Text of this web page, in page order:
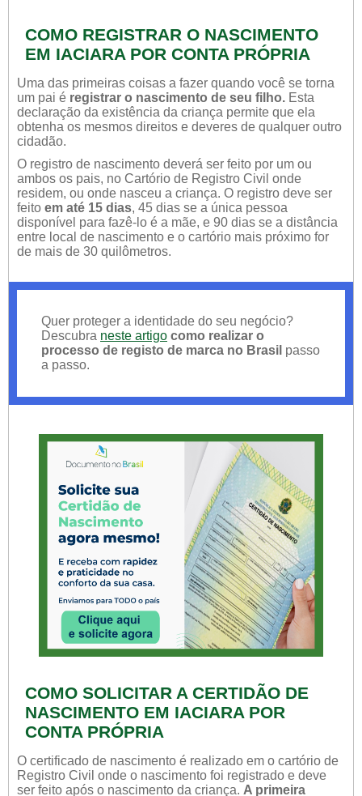
COMO REGISTRAR O NASCIMENTO
EM IACIARA POR CONTA PRÓPRIA
Uma das primeiras coisas a fazer quando você se torna
um pai é registrar o nascimento de seu filho. Esta
declaração da existência da criança permite que ela
obtenha os mesmos direitos e deveres de qualquer outro
cidadão.
O registro de nascimento deverá ser feito por um ou
ambos os pais, no Cartório de Registro Civil onde
residem, ou onde nasceu a criança. O registro deve ser
feito em até 15 dias, 45 dias se a única pessoa
disponível para fazê-lo é a mãe, e 90 dias se a distância
entre local de nascimento e o cartório mais próximo for
de mais de 30 quilômetros.
Quer proteger a identidade do seu negócio?
Descubra neste artigo como realizar o
processo de registo de marca no Brasil passo
a passo.
COMO SOLICITAR A CERTIDÃO DE
NASCIMENTO EM IACIARA POR
CONTA PRÓPRIA
O certificado de nascimento é realizado em o cartório de
Registro Civil onde o nascimento foi registrado e deve
ser feito após o nascimento da criança. A primeira